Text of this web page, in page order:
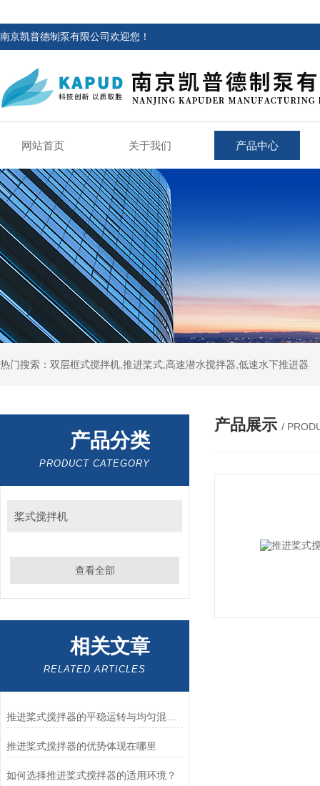
南京凯普德制泵有限公司欢迎您！
网站首页 关于我们 产品中心
热门搜索：双层框式搅拌机,推进桨式,高速潜水搅拌器,低速水下推进器
产品分类
PRODUCT CATEGORY
桨式搅拌机
查看全部
相关文章
RELATED ARTICLES
推进桨式搅拌器的优势体现在哪里
如何选择推进桨式搅拌器的适用环境？
产品展示 /